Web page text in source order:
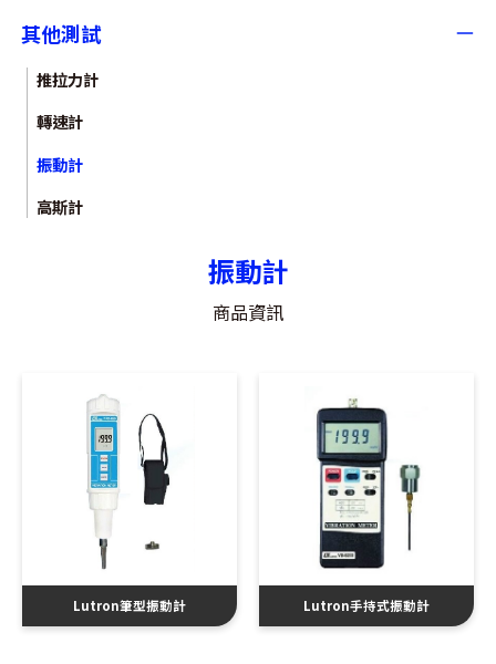
其他測試
推拉力計
轉速計
振動計
高斯計
振動計
商品資訊
Lutron筆型振動計 Lutron手持式振動計